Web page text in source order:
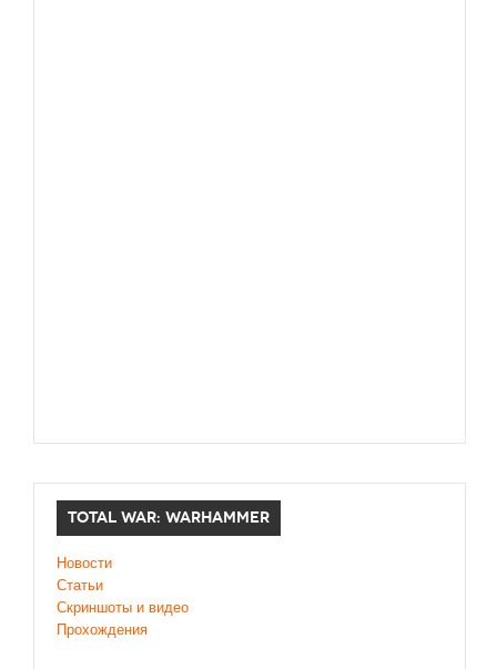
TOTAL WAR: WARHAMMER
Новости
Статьи
Скриншоты и видео
Прохождения